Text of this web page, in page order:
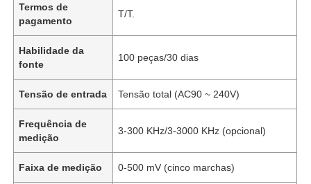
Termos de
pagamento
T/T.
Habilidade da
fonte
100 peças/30 dias
Tensão de entrada Tensão total (AC90 ~ 240V)
Frequência de
medição
3-300 KHz/3-3000 KHz (opcional)
Faixa de medição 0-500 mV (cinco marchas)